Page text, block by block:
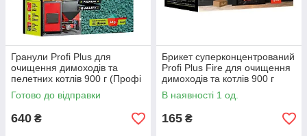
Гранули Profi Plus для
очищення димоходів та
пелетних котлів 900 г (Профі
Плюс)
Готово до відправки
640 ₴
Брикет суперконцентрований
Profi Plus Fire для очищення
димоходів та котлів 900 г
(Профі Плюс)
В наявності 1 од.
165 ₴